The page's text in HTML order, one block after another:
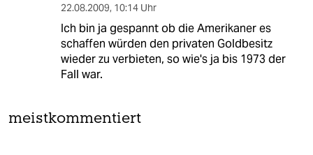
22.08.2009, 10:14 Uhr
Ich bin ja gespannt ob die Amerikaner es
schaffen würden den privaten Goldbesitz
wieder zu verbieten, so wie's ja bis 1973 der
Fall war.
meistkommentiert